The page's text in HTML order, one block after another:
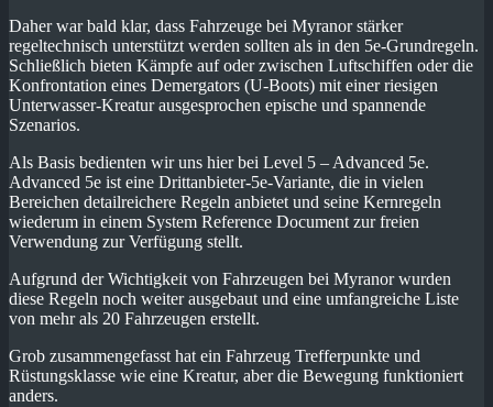
Daher war bald klar, dass Fahrzeuge bei Myranor stärker
regeltechnisch unterstützt werden sollten als in den 5e-Grundregeln.
Schließlich bieten Kämpfe auf oder zwischen Luftschiffen oder die
Konfrontation eines Demergators (U-Boots) mit einer riesigen
Unterwasser-Kreatur ausgesprochen epische und spannende
Szenarios.
Als Basis bedienten wir uns hier bei Level 5 – Advanced 5e.
Advanced 5e ist eine Drittanbieter-5e-Variante, die in vielen
Bereichen detailreichere Regeln anbietet und seine Kernregeln
wiederum in einem System Reference Document zur freien
Verwendung zur Verfügung stellt.
Aufgrund der Wichtigkeit von Fahrzeugen bei Myranor wurden
diese Regeln noch weiter ausgebaut und eine umfangreiche Liste
von mehr als 20 Fahrzeugen erstellt.
Grob zusammengefasst hat ein Fahrzeug Trefferpunkte und
Rüstungsklasse wie eine Kreatur, aber die Bewegung funktioniert
anders.